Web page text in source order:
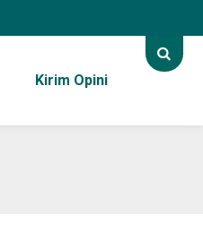
Kirim Opini